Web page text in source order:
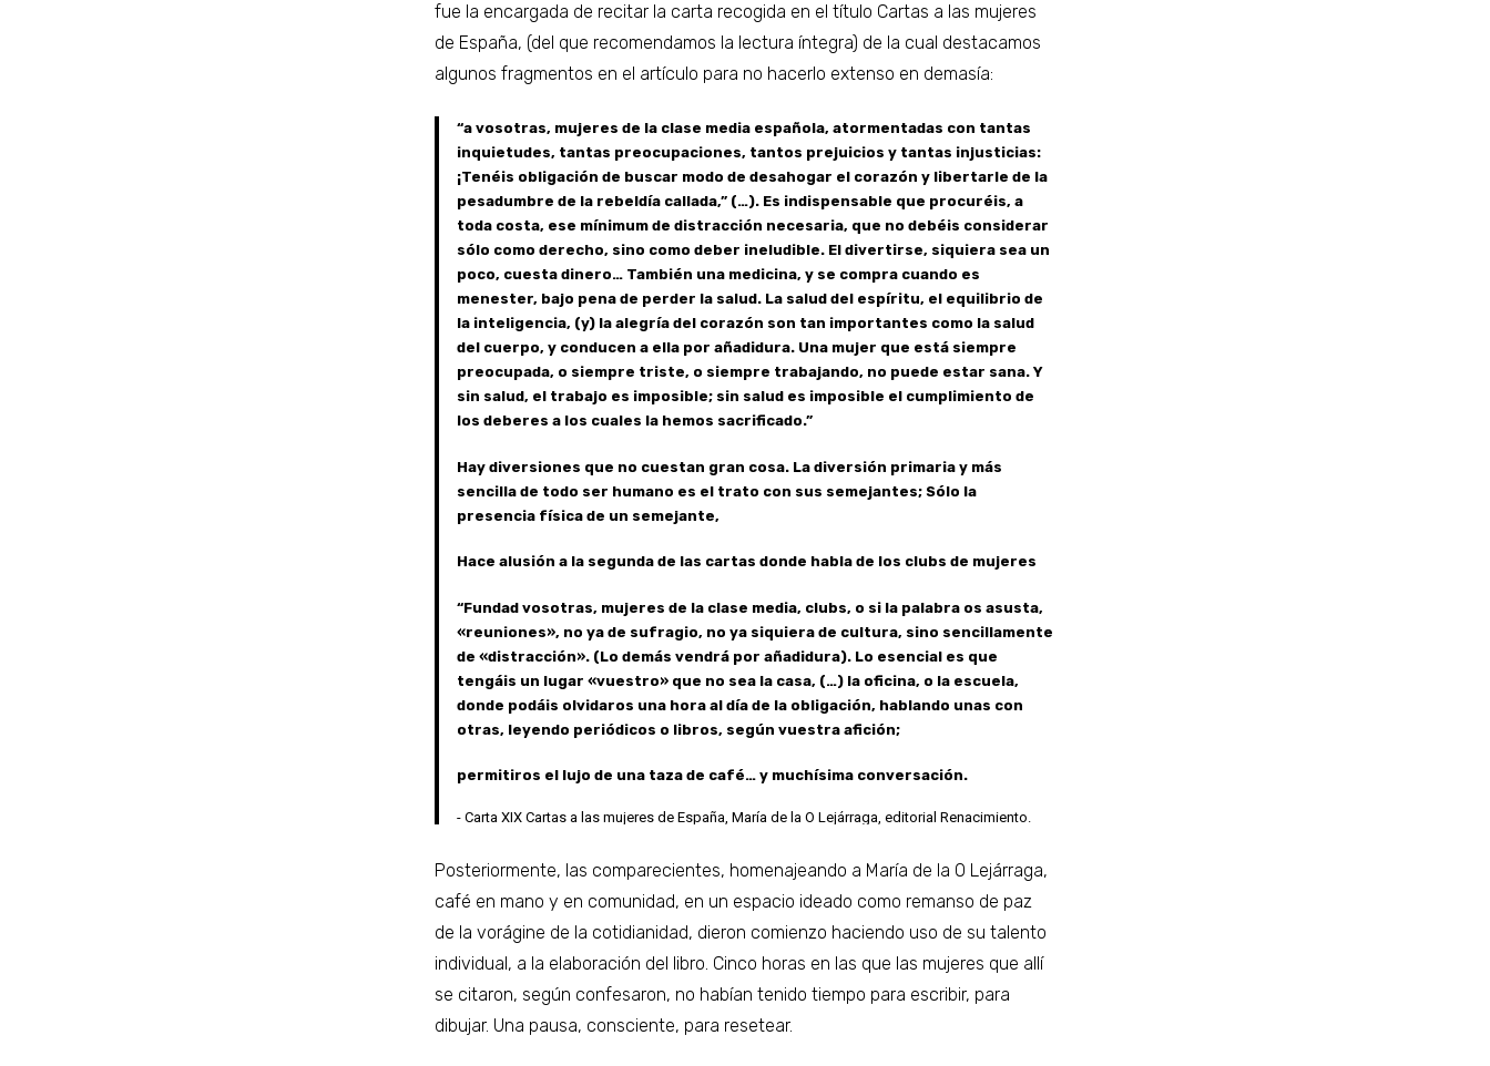
fue la encargada de recitar la carta recogida en el título Cartas a las mujeres
de España, (del que recomendamos la lectura íntegra) de la cual destacamos
algunos fragmentos en el artículo para no hacerlo extenso en demasía:
“a vosotras, mujeres de la clase media española, atormentadas con tantas
inquietudes, tantas preocupaciones, tantos prejuicios y tantas injusticias:
¡Tenéis obligación de buscar modo de desahogar el corazón y libertarle de la
pesadumbre de la rebeldía callada,” (…). Es indispensable que procuréis, a
toda costa, ese mínimum de distracción necesaria, que no debéis considerar
sólo como derecho, sino como deber ineludible. El divertirse, siquiera sea un
poco, cuesta dinero… También una medicina, y se compra cuando es
menester, bajo pena de perder la salud. La salud del espíritu, el equilibrio de
la inteligencia, (y) la alegría del corazón son tan importantes como la salud
del cuerpo, y conducen a ella por añadidura. Una mujer que está siempre
preocupada, o siempre triste, o siempre trabajando, no puede estar sana. Y
sin salud, el trabajo es imposible; sin salud es imposible el cumplimiento de
los deberes a los cuales la hemos sacrificado.”
Hay diversiones que no cuestan gran cosa. La diversión primaria y más
sencilla de todo ser humano es el trato con sus semejantes; Sólo la
presencia física de un semejante,
Hace alusión a la segunda de las cartas donde habla de los clubs de mujeres
“Fundad vosotras, mujeres de la clase media, clubs, o si la palabra os asusta,
«reuniones», no ya de sufragio, no ya siquiera de cultura, sino sencillamente
de «distracción». (Lo demás vendrá por añadidura). Lo esencial es que
tengáis un lugar «vuestro» que no sea la casa, (…) la oficina, o la escuela,
donde podáis olvidaros una hora al día de la obligación, hablando unas con
otras, leyendo periódicos o libros, según vuestra afición;
permitiros el lujo de una taza de café… y muchísima conversación.
Carta XIX Cartas a las mujeres de España, María de la O Lejárraga, editorial Renacimiento.
Posteriormente, las comparecientes, homenajeando a María de la O Lejárraga,
café en mano y en comunidad, en un espacio ideado como remanso de paz
de la vorágine de la cotidianidad, dieron comienzo haciendo uso de su talento
individual, a la elaboración del libro. Cinco horas en las que las mujeres que allí
se citaron, según confesaron, no habían tenido tiempo para escribir, para
dibujar. Una pausa, consciente, para resetear.